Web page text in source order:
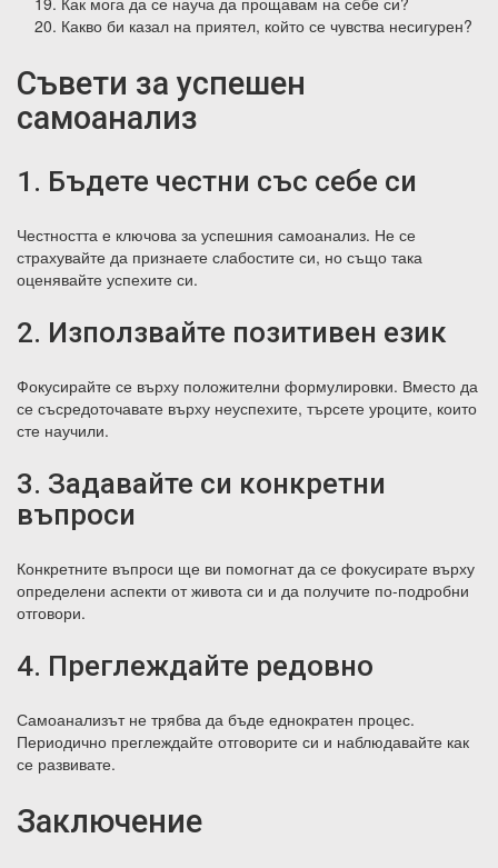
Какво би казал на приятел, който се чувства несигурен?
Съвети за успешен
самоанализ
1. Бъдете честни със себе си
Честността е ключова за успешния самоанализ. Не се
страхувайте да признаете слабостите си, но също така
оценявайте успехите си.
2. Използвайте позитивен език
Фокусирайте се върху положителни формулировки. Вместо да
се съсредоточавате върху неуспехите, търсете уроците, които
сте научили.
3. Задавайте си конкретни
въпроси
Конкретните въпроси ще ви помогнат да се фокусирате върху
определени аспекти от живота си и да получите по-подробни
отговори.
4. Преглеждайте редовно
Самоанализът не трябва да бъде еднократен процес.
Периодично преглеждайте отговорите си и наблюдавайте как
се развивате.
Заключение